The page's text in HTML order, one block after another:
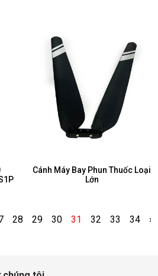
Cánh Máy Bay Phun Thuốc Loại
Lớn
28 29 30 31 32 33 34 ›